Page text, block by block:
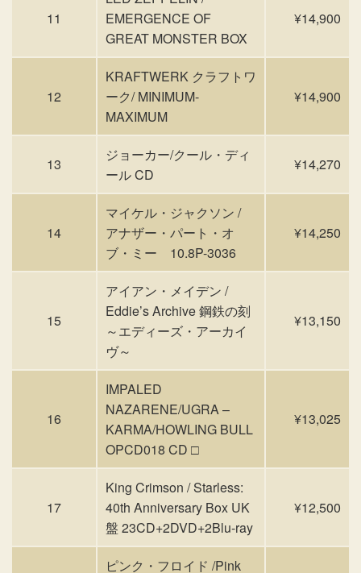
11
EMERGENCE OF
GREAT MONSTER BOX
¥14,900
12
KRAFTWERK クラフトワ
ーク/ MINIMUM-
MAXIMUM
¥14,900
13
ジョーカー/クール・ディ
ール CD
¥14,270
14
マイケル・ジャクソン /
アナザー・パート・オ
ブ・ミー 10.8P-3036
¥14,250
15
アイアン・メイデン /
Eddie’s Archive 鋼鉄の刻
～エディーズ・アーカイ
ヴ～
¥13,150
16
IMPALED
NAZARENE/UGRA –
KARMA/HOWLING BULL
OPCD018 CD □
¥13,025
17
King Crimson / Starless:
40th Anniversary Box UK
盤 23CD+2DVD+2Blu-ray
¥12,500
ピンク・フロイド /Pink